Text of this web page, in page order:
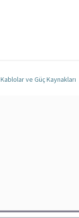
Kablolar ve Güç Kaynakları